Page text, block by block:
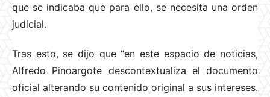
que se indicaba que para ello, se necesita una orden
judicial.
Tras esto, se dijo que “en este espacio de noticias,
Alfredo Pinoargote descontextualiza el documento
oficial alterando su contenido original a sus intereses.